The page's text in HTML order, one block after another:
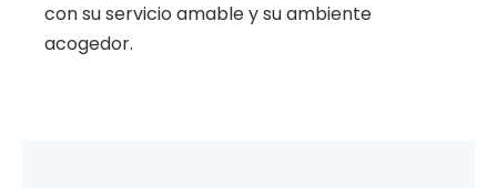
con su servicio amable y su ambiente
acogedor.